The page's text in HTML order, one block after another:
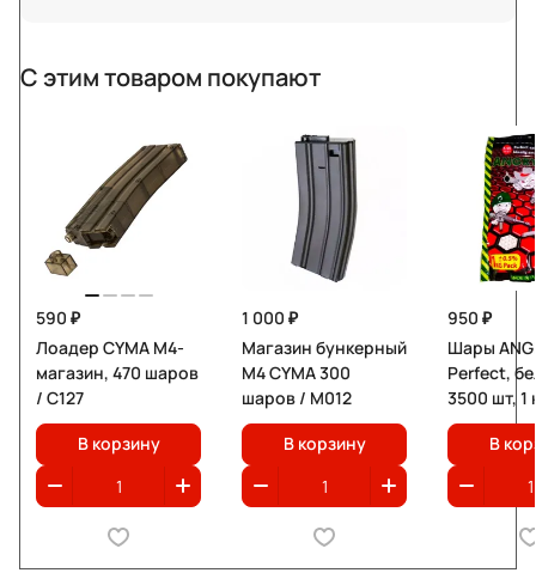
С этим товаром покупают
590 ₽
Лоадер CYMA M4-
магазин, 470 шаров
/ C127
В корзину
1 000 ₽
Магазин бункерный
M4 CYMA 300
шаров / М012
В корзину
950 ₽
Шары
Perfect,
3500 шт, 1
В